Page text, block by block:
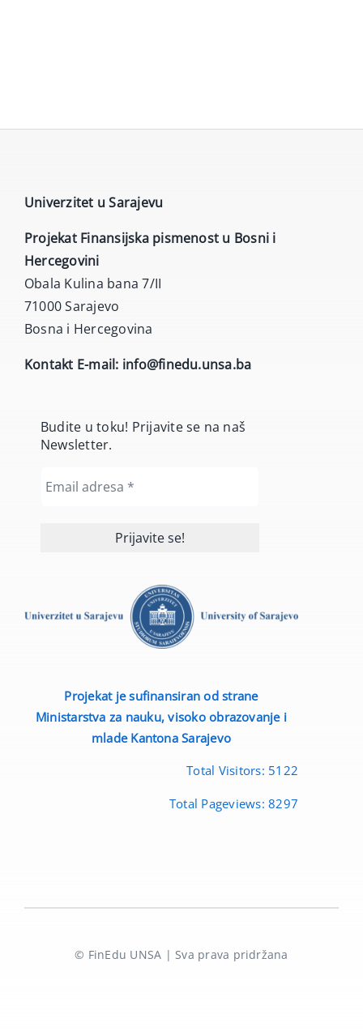
Univerzitet u Sarajevu
Projekat Finansijska pismenost u Bosni i
Hercegovini
Obala Kulina bana 7/II
71000 Sarajevo
Bosna i Hercegovina
Kontakt E-mail: info@finedu.unsa.ba
Budite u toku! Prijavite se na naš
Newsletter.
Projekat je sufinansiran od strane
Ministarstva za nauku, visoko obrazovanje i
mlade Kantona Sarajevo
Total Visitors: 5122
Total Pageviews:8297
© FinEdu UNSA | Sva prava pridržana